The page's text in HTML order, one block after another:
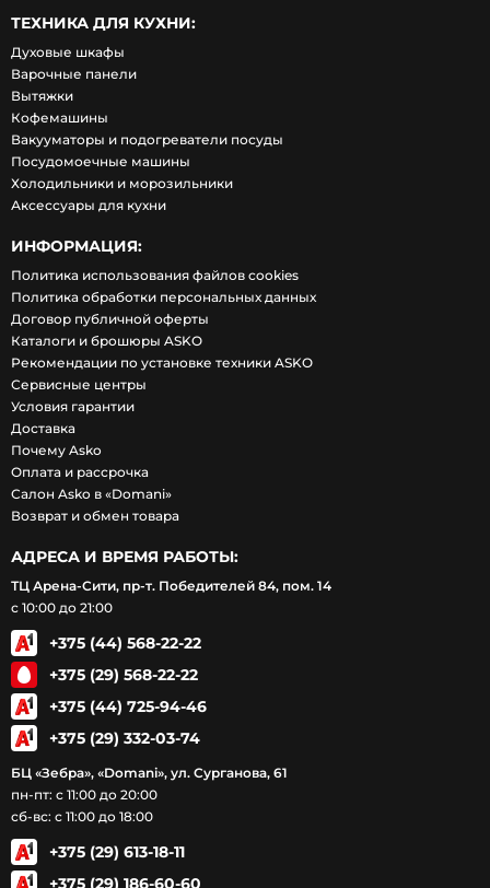
ТЕХНИКА ДЛЯ КУХНИ:
Духовые шкафы
Варочные панели
Вытяжки
Кофемашины
Вакууматоры и подогреватели посуды
Посудомоечные машины
Холодильники и морозильники
Аксессуары для кухни
ИНФОРМАЦИЯ:
Политика использования файлов cookies
Политика обработки персональных данных
Договор публичной оферты
Каталоги и брошюры ASKO
Рекомендации по установке техники ASKO
Сервисные центры
Условия гарантии
Доставка
Почему Asko
Оплата и рассрочка
Салон Asko в «Domani»
Возврат и обмен товара
АДРЕСА И ВРЕМЯ РАБОТЫ:
ТЦ Арена-Сити, пр-т. Победителей 84, пом. 14
с 10:00 до 21:00
+375 (44) 568-22-22
+375 (29) 568-22-22
+375 (44) 725-94-46
+375 (29) 332-03-74
БЦ «Зебра», «Domani», ул. Сурганова, 61
пн-пт: с 11:00 до 20:00
сб-вс: с 11:00 до 18:00
+375 (29) 613-18-11
+375 (29) 186-60-60